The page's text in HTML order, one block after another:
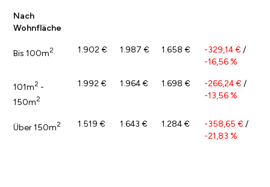
Nach
Wohnfläche
Bis 100m2 1.902 € 1.987 € 1.658 € -329,14 € /
-16,56 %
101m2 -
150m2
1.992 € 1.964 € 1.698 € -266,24 € /
-13,56 %
Über 150m2 1.519 € 1.643 € 1.284 € -358,65 € /
-21,83 %